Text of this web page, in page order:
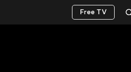
Free TV